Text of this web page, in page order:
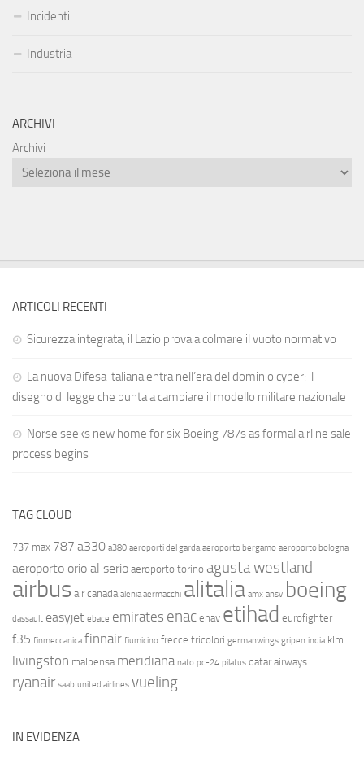
Incidenti
Industria
ARCHIVI
Archivi
ARTICOLI RECENTI
Sicurezza integrata, il Lazio prova a colmare il vuoto normativo
La nuova Difesa italiana entra nell’era del dominio cyber: il
disegno di legge che punta a cambiare il modello militare nazionale
Norse seeks new home for six Boeing 787s as formal airline sale
process begins
TAG CLOUD
737 max 787 a330 a380 aeroporti del garda aeroporto bergamo aeroporto bologna
aeroporto orio al serio aeroporto torino agusta westland
airbus air canada alenia aermacchi alitalia amx ansv boeing
dassault easyjet ebace emirates enac enav etihad eurofighter
f35 finmeccanica finnair fiumicino frecce tricolori germanwings gripen india klm
livingston malpensa meridiana nato pc-24 pilatus qatar airways
ryanair saab united airlines vueling
IN EVIDENZA